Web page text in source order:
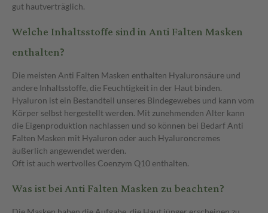
gut hautverträglich.
Welche Inhaltsstoffe sind in Anti Falten Masken
enthalten?
Die meisten Anti Falten Masken enthalten Hyaluronsäure und
andere Inhaltsstoffe, die Feuchtigkeit in der Haut binden.
Hyaluron ist ein Bestandteil unseres Bindegewebes und kann vom
Körper selbst hergestellt werden. Mit zunehmenden Alter kann
die Eigenproduktion nachlassen und so können bei Bedarf Anti
Falten Masken mit Hyaluron oder auch Hyaluroncremes
äußerlich angewendet werden.
Oft ist auch wertvolles Coenzym Q10 enthalten.
Was ist bei Anti Falten Masken zu beachten?